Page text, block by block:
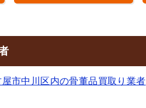
屋市中川区内の骨董品買取り業者